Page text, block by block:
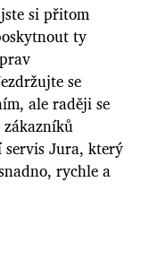
si přitom
ty
se
ale raději se
servis Jura, který
rychle a